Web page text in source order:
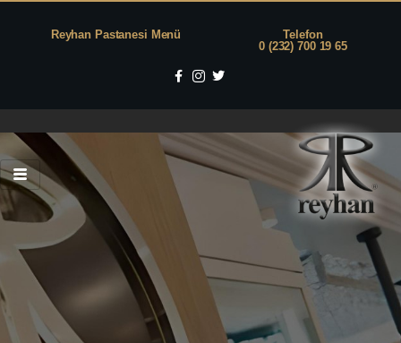
Reyhan Pastanesi Menü
Telefon
0 (232) 700 19 65